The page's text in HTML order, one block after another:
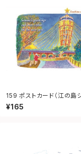
159 ポストカード（江の島
ンドル）
¥165